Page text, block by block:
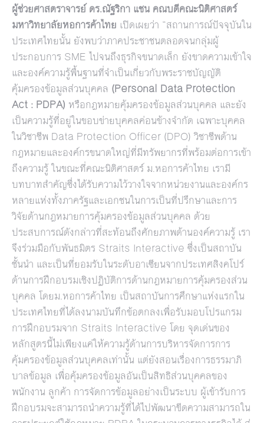
ผู้ช่วยศาสตราจารย์ ดร.ณัฐริกา แชน คณบดีคณะนิติศาสตร์
มหาวิทยาลัยหอการค้าไทย เปิดเผยว่า “สถานการณ์ปัจจุบันใน
ประเทศไทยนั้น ยังพบว่าภาคประชาชนตลอดจนกลุ่มผู้
ประกอบการ SME ไปจนถึงธุรกิจขนาดเล็ก ยังขาดความเข้าใจ
และองค์ความรู้พื้นฐานที่จำเป็นเกี่ยวกับพระราชบัญญัติ
คุ้มครองข้อมูลส่วนบุคคล (Personal Data Protection
Act : PDPA) หรือกฎหมายคุ้มครองข้อมูลส่วนบุคคล และยัง
เป็นความรู้ที่อยู่ในขอบข่ายบุคคลค่อนข้างจำกัด เฉพาะบุคคล
ในวิชาชีพ Data Protection Officer (DPO) วิชาชีพด้าน
กฎหมายและองค์กรขนาดใหญ่ที่มีทรัพยากรที่พร้อมต่อการเข้า
ถึงความรู้ ในขณะที่คณะนิติศาสตร์ ม.หอการค้าไทย เรามี
บทบาทสำคัญซึ่งได้รับความไว้วางใจจากหน่วยงานและองค์กร
หลายแห่งทั้งภาครัฐและเอกชนในการเป็นที่ปรึกษาและการ
วิจัยด้านกฎหมายการคุ้มครองข้อมูลส่วนบุคคล ด้วย
ประสบการณ์ดังกล่าวที่สะท้อนถึงศักยภาพด้านองค์ความรู้ เรา
จึงร่วมมือกับพันธมิตร Straits Interactive ซึ่งเป็นสถาบัน
ชั้นนำ และเป็นที่ยอมรับในระดับอาเซียนจากประเทศสิงคโปร์
ด้านการฝึกอบรมเชิงปฏิบัติการด้านกฎหมายการคุ้มครองส่วน
บุคคล โดยม.หอการค้าไทย เป็นสถาบันการศึกษาแห่งแรกใน
ประเทศไทยที่ได้ลงนามบันทึกข้อตกลงเพื่อรับมอบโปรแกรม
การฝึกอบรมจาก Straits Interactive โดย จุดเด่นของ
หลักสูตรนี้ไม่เพียงแค่ให้ความรู้ด้านการบริหารจัดการการ
คุ้มครองข้อมูลส่วนบุคคลเท่านั้น แต่ยังสอนเรื่องการธรรมาภิ
บาลข้อมูล เพื่อคุ้มครองข้อมูลอันเป็นสิทธิส่วนบุคคลของ
พนักงาน ลูกค้า การจัดการข้อมูลอย่างเป็นระบบ ผู้เข้ารับการ
ฝึกอบรมจะสามารถนำความรู้ที่ได้ไปพัฒนาขีดความสามารถใน